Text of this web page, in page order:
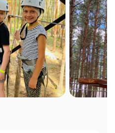
трассы разных
деток от 5 лет,
посетителей от
см.
гостей от 12 лет
и батуты